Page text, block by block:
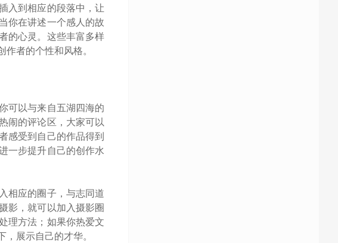
入到相应的段落中，让
你在讲述一个感人的故
的心灵。这些丰富多样
者的个性和风格。
可以与来自五湖四海的
闹的评论区，大家可以
感受到自己的作品得到
一步提升自己的创作水
相应的圈子，与志同道
影，就可以加入摄影圈
理方法；如果你热爱文
展示自己的才华。